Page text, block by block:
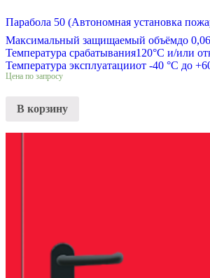
Парабола 50 (Автономная установка
Максимальный защищаемый объёмдо
Температура срабатывания120°С и/или
Температура эксплуатацииот -40 °C до
Цена по запросу
В корзину